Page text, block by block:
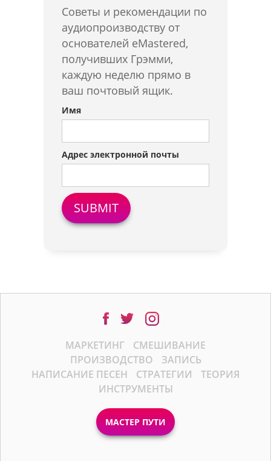
Советы и рекомендации по
аудиопроизводству от
основателей eMastered,
получивших Грэмми,
каждую неделю прямо в
ваш почтовый ящик.
Имя
Адрес электронной почты
МАРКЕТИНГ
СМЕШИВАНИЕ
ПРОИЗВОДСТВО
ЗАПИСЬ
НАПИСАНИЕ ПЕСЕН
СТРАТЕГИИ
ТЕОРИЯ
ИНСТРУМЕНТЫ
МАСТЕР ПУТИ